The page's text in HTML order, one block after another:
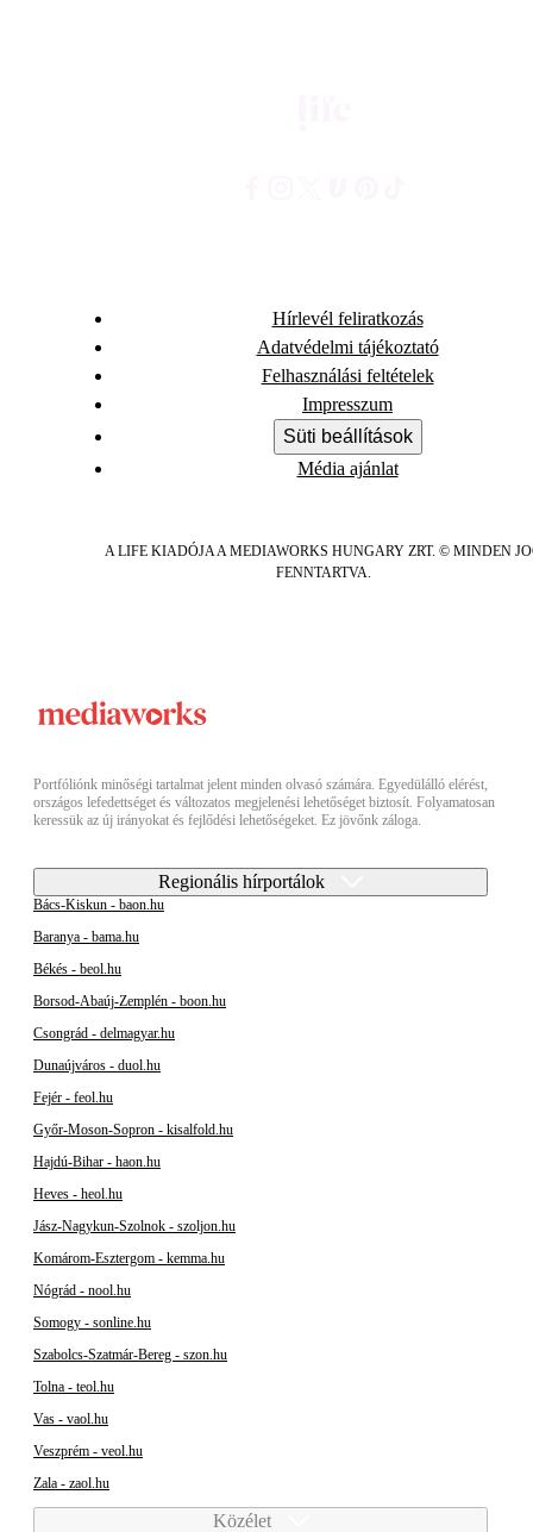
Hírlevél feliratkozás
Adatvédelmi tájékoztató
Felhasználási feltételek
Impresszum
Süti beállítások
Média ajánlat
A LIFE KIADÓJA A MEDIAWORKS HUNGARY ZRT. © MINDEN
FENNTARTVA.
Portfóliónk minőségi tartalmat jelent minden olvasó számára. Egyedülálló elérést,
országos lefedettséget és változatos megjelenési lehetőséget biztosít. Folyamatosan
keressük az új irányokat és fejlődési lehetőségeket. Ez jövőnk záloga.
Regionális hírportálok
Bács-Kiskun - baon.hu
Baranya - bama.hu
Békés - beol.hu
Borsod-Abaúj-Zemplén - boon.hu
Csongrád - delmagyar.hu
Dunaújváros - duol.hu
Fejér - feol.hu
Győr-Moson-Sopron - kisalfold.hu
Hajdú-Bihar - haon.hu
Heves - heol.hu
Jász-Nagykun-Szolnok - szoljon.hu
Komárom-Esztergom - kemma.hu
Nógrád - nool.hu
Somogy - sonline.hu
Szabolcs-Szatmár-Bereg - szon.hu
Tolna - teol.hu
Vas - vaol.hu
Veszprém - veol.hu
Zala - zaol.hu
Közélet